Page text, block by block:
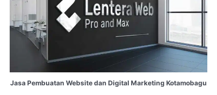
Jasa Pembuatan Website dan Digital Marketing Kotamobagu